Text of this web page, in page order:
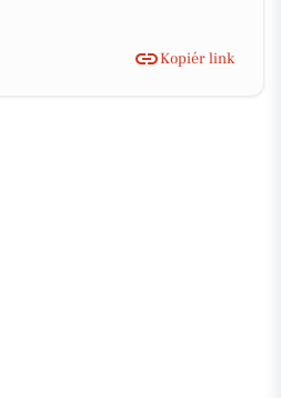
Kopiér link